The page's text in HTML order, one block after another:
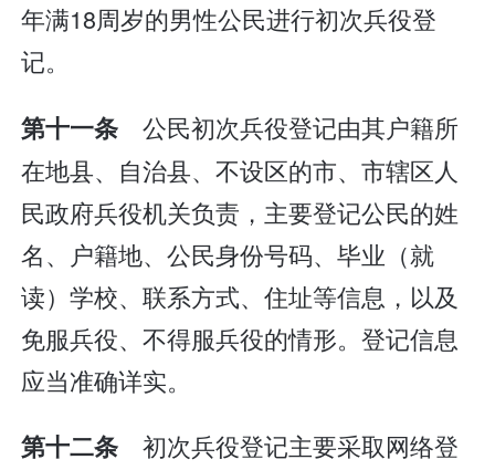
年满18周岁的男性公民进行初次兵役登
记。
第十一条公民初次兵役登记由其户籍所
在地县、自治县、不设区的市、市辖区人
民政府兵役机关负责，主要登记公民的姓
名、户籍地、公民身份号码、毕业（就
读）学校、联系方式、住址等信息，以及
免服兵役、不得服兵役的情形。登记信息
应当准确详实。
第十二条初次兵役登记主要采取网络登